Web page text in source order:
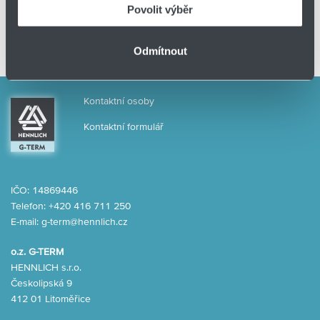
Povolit výběr
Odmítnout
Kontaktní osoby
Kontaktní formulář
o.z. G-TERM
HENNLICH s.r.o.
Českolipská 9
412 01 Litoměřice
IČO: 14869446
Telefon: +420 416 711 250
E-mail: g-term@hennlich.cz